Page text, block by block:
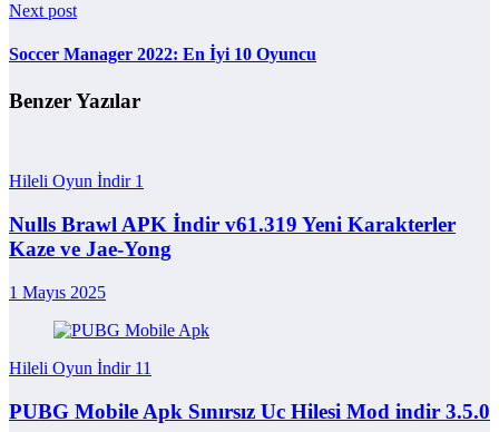
Next post
Soccer Manager 2022: En İyi 10 Oyuncu
Benzer Yazılar
Hileli Oyun İndir 1
Nulls Brawl APK İndir v61.319 Yeni Karakterler
Kaze ve Jae-Yong
1 Mayıs 2025
Hileli Oyun İndir 11
PUBG Mobile Apk Sınırsız Uc Hilesi Mod indir 3.5.0